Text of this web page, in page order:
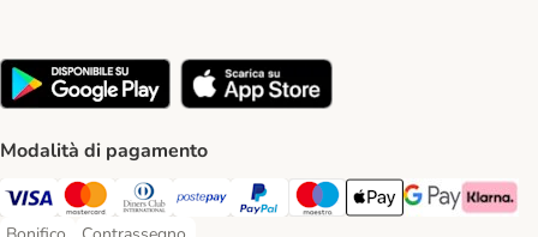
Modalità di pagamento
Visa. Payment Method
Mastercard. Payment Method
Diners Club. Payment Method
Postepay. Payment Method
PayPal. Payment Method
Maestro. Payment Method
Apple pay. Payment
Google Pay
Klarna